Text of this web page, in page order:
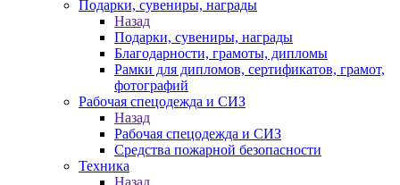
Подарки, сувениры, награды
Назад
Подарки, сувениры, награды
Благодарности, грамоты, дипломы
Рамки для дипломов, сертификатов, грамот,
фотографий
Рабочая спецодежда и СИЗ
Назад
Рабочая спецодежда и СИЗ
Средства пожарной безопасности
Техника
Назад